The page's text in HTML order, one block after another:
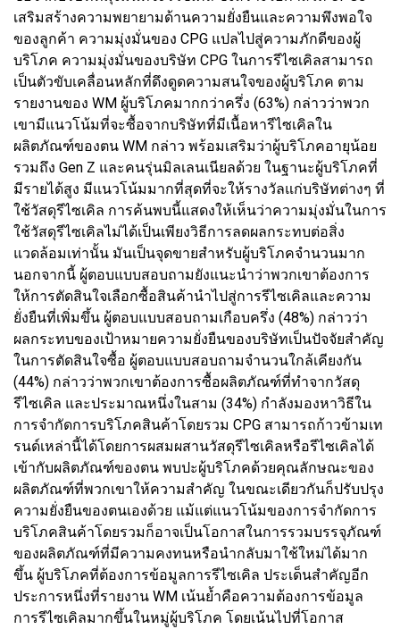
เสริมสร้างความพยายามด้านความยั่งยืนและความพึงพอใจ
ของลูกค้า ความมุ่งมั่นของ CPG แปลไปสู่ความภักดีของผู้
บริโภค ความมุ่งมั่นของบริษัท CPG ในการรีไซเคิลสามารถ
เป็นตัวขับเคลื่อนหลักที่ดึงดูดความสนใจของผู้บริโภค ตาม
รายงานของ WM ผู้บริโภคมากกว่าครึ่ง (63%) กล่าวว่าพวก
เขามีแนวโน้มที่จะซื้อจากบริษัทที่มีเนื้อหารีไซเคิลใน
ผลิตภัณฑ์ของตน WM กล่าว พร้อมเสริมว่าผู้บริโภคอายุน้อย
รวมถึง Gen Z และคนรุ่นมิลเลนเนียลด้วย ในฐานะผู้บริโภคที่
มีรายได้สูง มีแนวโน้มมากที่สุดที่จะให้รางวัลแก่บริษัทต่างๆ ที่
ใช้วัสดุรีไซเคิล การค้นพบนี้แสดงให้เห็นว่าความมุ่งมั่นในการ
ใช้วัสดุรีไซเคิลไม่ได้เป็นเพียงวิธีการลดผลกระทบต่อสิ่ง
แวดล้อมเท่านั้น มันเป็นจุดขายสำหรับผู้บริโภคจำนวนมาก
นอกจากนี้ ผู้ตอบแบบสอบถามยังแนะนำว่าพวกเขาต้องการ
ให้การตัดสินใจเลือกซื้อสินค้านำไปสู่การรีไซเคิลและความ
ยั่งยืนที่เพิ่มขึ้น ผู้ตอบแบบสอบถามเกือบครึ่ง (48%) กล่าวว่า
ผลกระทบของเป้าหมายความยั่งยืนของบริษัทเป็นปัจจัยสำคัญ
ในการตัดสินใจซื้อ ผู้ตอบแบบสอบถามจำนวนใกล้เคียงกัน
(44%) กล่าวว่าพวกเขาต้องการซื้อผลิตภัณฑ์ที่ทำจากวัสดุ
รีไซเคิล และประมาณหนึ่งในสาม (34%) กำลังมองหาวิธีใน
การจำกัดการบริโภคสินค้าโดยรวม CPG สามารถก้าวข้ามเท
รนด์เหล่านี้ได้โดยการผสมผสานวัสดุรีไซเคิลหรือรีไซเคิลได้
เข้ากับผลิตภัณฑ์ของตน พบปะผู้บริโภคด้วยคุณลักษณะของ
ผลิตภัณฑ์ที่พวกเขาให้ความสำคัญ ในขณะเดียวกันก็ปรับปรุง
ความยั่งยืนของตนเองด้วย แม้แต่แนวโน้มของการจำกัดการ
บริโภคสินค้าโดยรวมก็อาจเป็นโอกาสในการรวมบรรจุภัณฑ์
ของผลิตภัณฑ์ที่มีความคงทนหรือนำกลับมาใช้ใหม่ได้มาก
ขึ้น ผู้บริโภคที่ต้องการข้อมูลการรีไซเคิล ประเด็นสำคัญอีก
ประการหนึ่งที่รายงาน WM เน้นย้ำคือความต้องการข้อมูล
การรีไซเคิลมากขึ้นในหมู่ผู้บริโภค โดยเน้นไปที่โอกาส